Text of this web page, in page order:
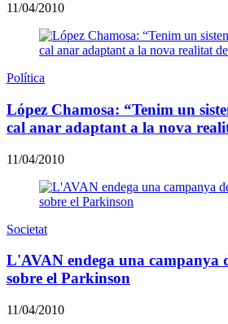
11/04/2010
Política
López Chamosa: “Tenim un
cal anar adaptant a la nova
11/04/2010
Societat
L'AVAN endega una campanya
sobre el Parkinson
11/04/2010